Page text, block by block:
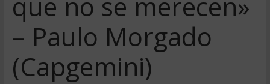
– Paulo Morgado
(Capgemini)